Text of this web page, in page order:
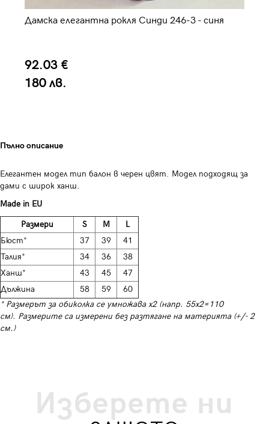
Дамска елегантна рокля Синди 246-3 - синя
92.03 €
180 лв.
Пълно описание
Елегантен модел тип балон в черен цвят. Модел подходящ за
дами с широк ханш.
Made in EU
Размери
S M
L
Бюст*
37 39
41
Талия*
34 36
38
Ханш*
43 45
47
Дължина
58 59
60
* Размерът за обиколка се умножава х2 (напр. 55х2=110
см). Размерите са измерени без разтягане на материята (+/- 2
см.)
Изберете ни